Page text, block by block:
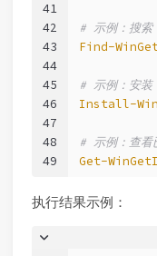
41
42
43
44
45
46
47
48
49
# 示例：搜
Find-
# 示例：安装
Install-
# 示例：查看
Get-
执行结果示例：